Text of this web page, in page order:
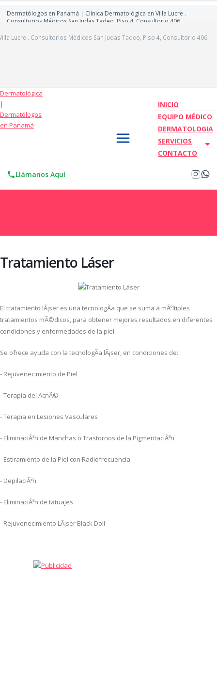
Dermatólogos en Panamá | Clínica Dermatológica en Villa Lucre .
Consultorios Médicos San Judas Tadeo, Piso 4, Consultorio 406
Lucre . Consultorios Médicos San Judas Tadeo, Piso 4, Consultorio 406
INICIO
EQUIPO MÉDICO
DERMATOLOGIA
SERVICIOS
CONTACTO
Llámanos Aquí
Tratamiento Láser
El tratamiento lÃ¡ser es una tecnologÃ­a que se suma a mÃºltiples
tratamientos mÃ©dicos, para obtener mejores resultados en diferentes
condiciones y enfermedades de la piel.
Se ofrece ayuda con la tecnologÃ­a lÃ¡ser, en condiciones de:
- Rejuvenecimiento de Piel
- Terapia del AcnÃ©
- Terapia en Lesiones Vasculares
- EliminaciÃ³n de Manchas o Trastornos de la PigmentaciÃ³n
- Estiramiento de la Piel con Radiofrecuencia
- DepilaciÃ³n
- EliminaciÃ³n de tatuajes
- Rejuvenecimiento LÃ¡ser Black Doll